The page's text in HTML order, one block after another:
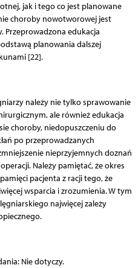
jak i tego co jest planowane
choroby nowotworowej jest
Przeprowadzona edukacja
planowania dalszej
[22].
należy nie tylko sprawowanie
ale również edukacja
choroby, niedopuszczeniu do
po przeprowadzanych
nieprzyjemnych doznań
Należy pamiętać, że okres
pacjenta z racji tego, że
wsparcia i zrozumienia. W tym
najwięcej zależy
Nie dotyczy.